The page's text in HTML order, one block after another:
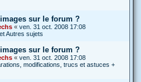
sur le forum ?
« ven. 31 oct. 2008 17:08
Autres sujets
sur le forum ?
« ven. 31 oct. 2008 17:08
modifications, trucs et astuces +